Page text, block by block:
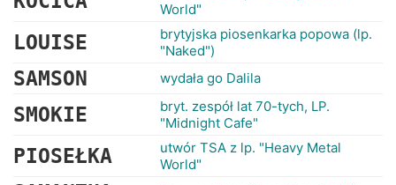
World"
LOUISE
brytyjska piosenkarka popowa (lp.
"Naked")
SAMSON wydała go Dalila
SMOKIE
bryt. zespół lat 70-tych, LP.
"Midnight Cafe"
PIOSEŁKA
utwór TSA z lp. "Heavy Metal
World"